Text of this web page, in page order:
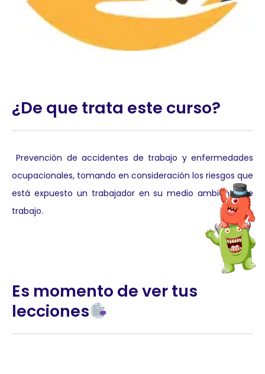
¿De que trata este curso?
Prevención de accidentes de trabajo y enfermedades
ocupacionales, tomando en consideración los riesgos que
está expuesto un trabajador en su medio ambiente de
trabajo.
Es momento de ver tus
lecciones